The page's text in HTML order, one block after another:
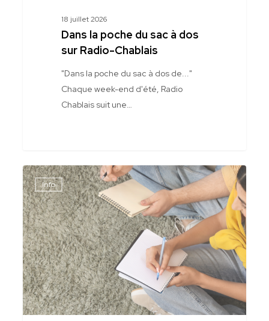
18 juillet 2026
Dans la poche du sac à dos
sur Radio-Chablais
"Dans la poche du sac à dos de..."
Chaque week-end d'été, Radio
Chablais suit une…
Ateliers
d’écriture
Info